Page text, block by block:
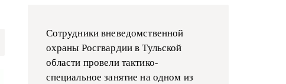
Сотрудники вневедомственной
охраны Росгвардии в Тульской
области провели тактико-
специальное занятие на одном из